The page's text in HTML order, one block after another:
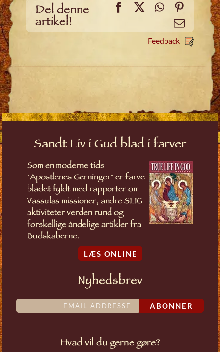
Del denne
artikel!
Facebook
X WhatsApp
Email
Feedback
Sandt Liv i Gud blad i farver
Som en moderne tids
"Apostlenes Gerninger" er farve
bladet fyldt med rapporter om
Vassulas missioner, andre SLIG
aktiviteter verden rund og
forskellige åndelige artikler fra
Budskaberne.
LÆS ONLINE
Nyhedsbrev
ABONNER
Hvad vil du gerne gøre?